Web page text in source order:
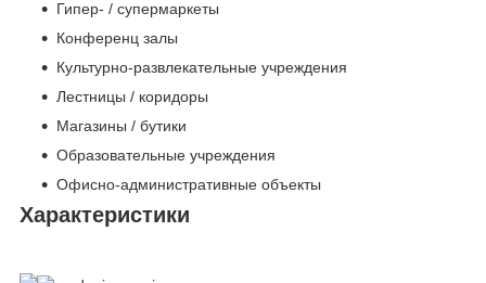
Гипер- / супермаркеты
Конференц залы
Культурно-развлекательные учреждения
Лестницы / коридоры
Магазины / бутики
Образовательные учреждения
Офисно-административные объекты
Характеристики